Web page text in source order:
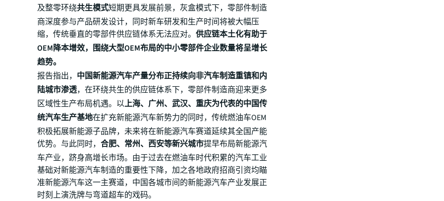
及整零环绕共生模式短期更具发展前景，灰盒模式下，零部件制造
商深度参与产品研发设计，同时新车研发和生产时间将被大幅压
缩，传统垂直的零部件供应链体系无法应对。供应链本土化有助于
OEM降本增效，围绕大型OEM布局的中小零部件企业数量将呈增长
趋势。
报告指出， 中国新能源汽车产量分布正持续向非汽车制造重镇和内
陆城市渗透，在环绕共生的供应链体系下，零部件制造商迎来更多
区域性生产布局机遇。以上海、广州、武汉、重庆为代表的中国传
统汽车生产基地在扩充新能源汽车新势力的同时，传统燃油车OEM
积极拓展新能源子品牌，未来将在新能源汽车赛道延续其全国产能
优势。与此同时，合肥、常州、西安等新兴城市提早布局新能源汽
车产业，跻身高增长市场。由于过去在燃油车时代积累的汽车工业
基础对新能源汽车制造的重要性下降，加之各地政府招商引资均瞄
准新能源汽车这一主赛道，中国各城市间的新能源汽车产业发展正
时刻上演洗牌与弯道超车的戏码。